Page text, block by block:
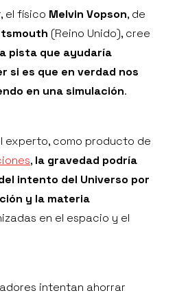
el físico Melvin Vopson, de
(Reino Unido), cree
pista que ayudaría
si es que en verdad nos
en una simulación.
experto, como producto de
, la gravedad podría
intento del Universo por
y la materia
en el espacio y el
intentan ahorrar